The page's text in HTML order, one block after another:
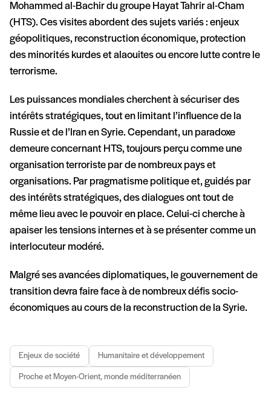
Mohammed al-Bachir du groupe Hayat Tahrir al-Cham
(HTS). Ces visites abordent des sujets variés : enjeux
géopolitiques, reconstruction économique, protection
des minorités kurdes et alaouites ou encore lutte contre le
terrorisme.
Les puissances mondiales cherchent à sécuriser des
intérêts stratégiques, tout en limitant l’influence de la
Russie et de l’Iran en Syrie. Cependant, un paradoxe
demeure concernant HTS, toujours perçu comme une
organisation terroriste par de nombreux pays et
organisations. Par pragmatisme politique et, guidés par
des intérêts stratégiques, des dialogues ont tout de
même lieu avec le pouvoir en place. Celui-ci cherche à
apaiser les tensions internes et à se présenter comme un
interlocuteur modéré.
Malgré ses avancées diplomatiques, le gouvernement de
transition devra faire face à de nombreux défis socio-
économiques au cours de la reconstruction de la Syrie.
Enjeux de société Humanitaire et développement
Proche et Moyen-Orient, monde méditerranéen